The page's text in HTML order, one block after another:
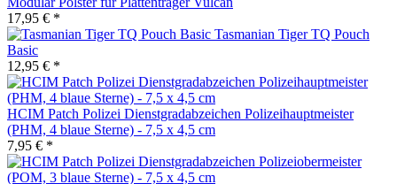
17,95 € *
Tasmanian Tiger TQ Pouch
Basic
12,95 € *
HCIM Patch Polizei Dienstgradabzeichen Polizeihauptmeister
(PHM, 4 blaue Sterne) - 7,5 x 4,5 cm
7,95 € *